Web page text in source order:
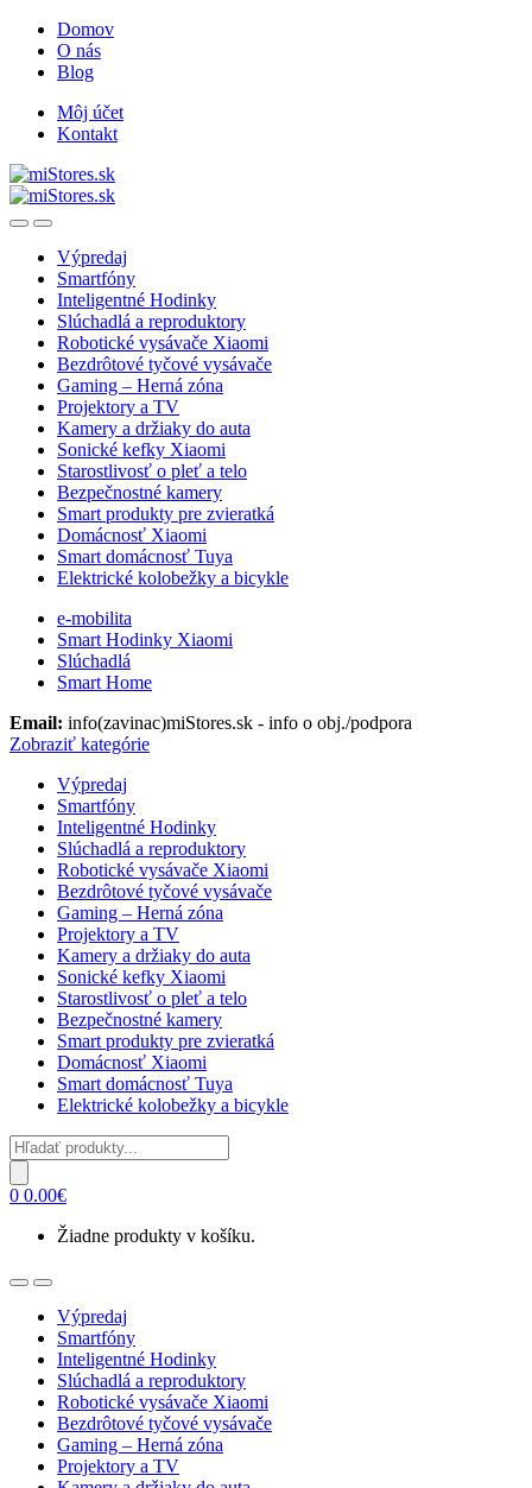
Skip
navigation
Skip
content
Domov
O nás
Blog
Môj účet
Kontakt
OpenClose
Výpredaj
Smartfóny
Inteligentné Hodinky
Slúchadlá a reproduktory
Robotické vysávače Xiaomi
Bezdrôtové tyčové vysávače
Gaming – Herná zóna
Projektory a TV
Kamery a držiaky do auta
Sonické kefky Xiaomi
Starostlivosť o pleť a telo
Bezpečnostné kamery
Smart produkty pre zvieratká
Domácnosť Xiaomi
Smart domácnosť Tuya
Elektrické kolobežky a bicykle
e-mobilita
Smart Hodinky Xiaomi
Slúchadlá
Smart Home
Email: info(zavinac)miStores.sk - info o obj./podpora
Zobraziť kategórie
Výpredaj
Smartfóny
Inteligentné Hodinky
Slúchadlá a reproduktory
Robotické vysávače Xiaomi
Bezdrôtové tyčové vysávače
Gaming – Herná zóna
Projektory a TV
Kamery a držiaky do auta
Sonické kefky Xiaomi
Starostlivosť o pleť a telo
Bezpečnostné kamery
Smart produkty pre zvieratká
Domácnosť Xiaomi
Smart domácnosť Tuya
Elektrické kolobežky a bicykle
Products
search
0 0.00€
Žiadne produkty v košíku.
OpenClose
Výpredaj
Smartfóny
Inteligentné Hodinky
Slúchadlá a reproduktory
Robotické vysávače Xiaomi
Bezdrôtové tyčové vysávače
Gaming – Herná zóna
Projektory a TV